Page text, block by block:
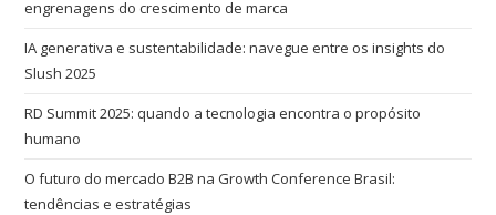
engrenagens do crescimento de marca
IA generativa e sustentabilidade: navegue entre os insights do
Slush 2025
RD Summit 2025: quando a tecnologia encontra o propósito
humano
O futuro do mercado B2B na Growth Conference Brasil:
tendências e estratégias